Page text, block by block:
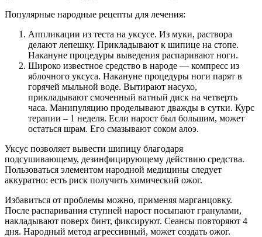
Популярные народные рецепты для лечения:
Аппликации из теста на уксусе. Из муки, раствора
делают лепешку. Прикладывают к шипице на стопе.
Накануне процедуры выведения распаривают ноги.
Широко известное средство в народе — компресс из
яблочного уксуса. Накануне процедуры ноги парят в
горячей мыльной воде. Вытирают насухо,
прикладывают смоченный ватный диск на четверть
часа. Манипуляцию проделывают дважды в сутки. Курс
терапии – 1 неделя. Если нарост был большим, может
остаться шрам. Его смазывают соком алоэ.
Уксус позволяет вывести шипицу благодаря
подсушивающему, дезинфицирующему действию средства.
Пользоваться элементом народной медицины следует
аккуратно: есть риск получить химический ожог.
Избавиться от проблемы можно, применяя марганцовку.
После распаривания ступней нарост посыпают гранулами,
накладывают поверх бинт, фиксируют. Сеансы повторяют 4
дня. Народный метод агрессивный, может создать ожог.